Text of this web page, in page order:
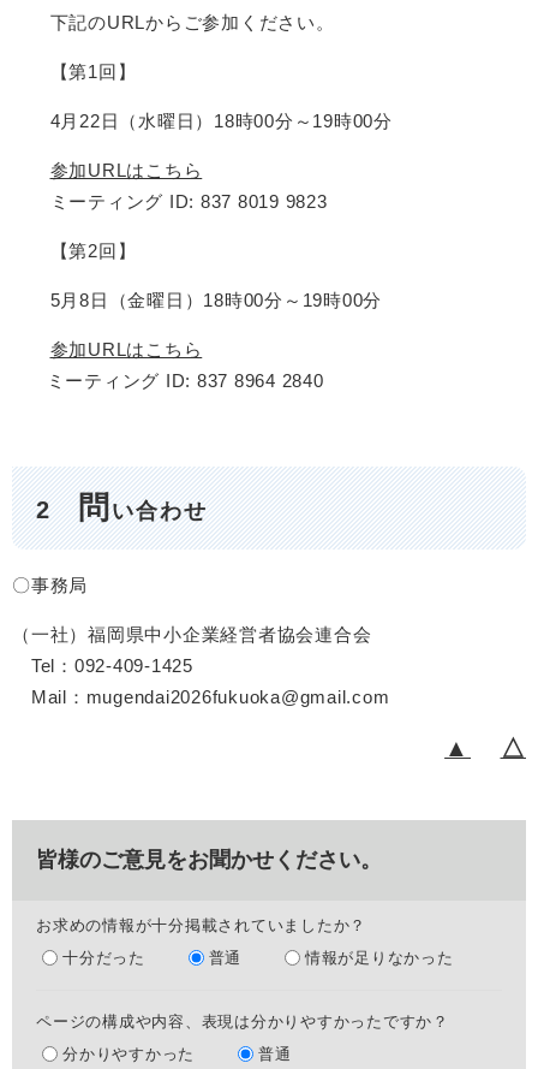
下記のURLからご参加ください。
【第1回】
4月22日（水曜日）18時00分～19時00分
参加URLはこちら
ミーティング ID: 837 8019 9823
【第2回】
5月8日（金曜日）18時00分～19時00分
参加URLはこちら
ミーティング ID: 837 8964 2840
2問い合わせ
〇事務局
（一社）福岡県中小企業経営者協会連合会
Tel：092-409-1425
Mail： mugendai2026fukuoka@gmail.com
▲ △
皆様のご意見をお聞かせください。
お求めの情報が十分掲載されていましたか？
十分だった
普通 情報が足りなかった
ページの構成や内容、表現は分かりやすかったですか？
分かりやすかった
普通